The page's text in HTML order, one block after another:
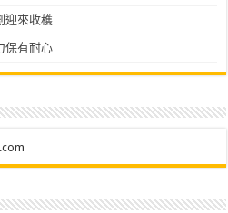
迎來收穫
保有耐心